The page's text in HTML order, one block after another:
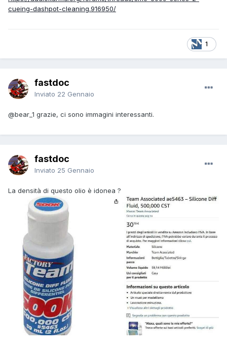
cueing-dashpot-cleaning.916950/
1
fastdoc
Inviato 22 Gennaio
@bear_1 grazie, ci sono immagini interessanti.
fastdoc
Inviato 25 Gennaio
La densità di questo olio è idonea ?